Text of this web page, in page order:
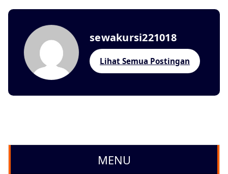
sewakursi221018
Lihat Semua Postingan
MENU